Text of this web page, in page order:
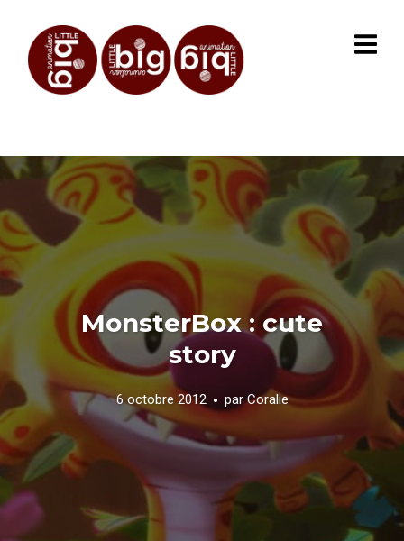
MonsterBox : cute
story
6 octobre 2012 parCoralie